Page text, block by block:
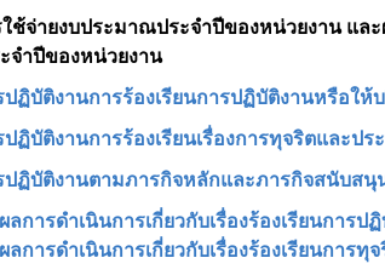
ช้จ่ายงบประมาณประจำปีของหน่วยงาน แ
จำปีของหน่วยงาน
ฏิบัติงานการร้องเรียนการปฏิบัติงานหรือให้
ฏิบัติงานการร้องเรียนเรื่องการทุจริตและป
ปฏิบัติงานตามภารกิจหลักและภารกิจสนับสนุ
ลการดำเนินการเกี่ยวกับเรื่องร้องเรียนการ
ลการดำเนินการเกี่ยวกับเรื่องร้องเรียนการ